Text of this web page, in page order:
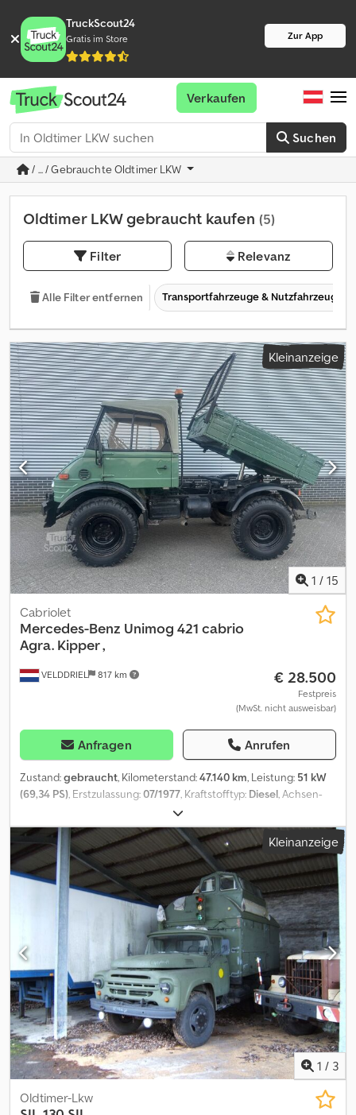
TruckScout24
Gratis im Store Zur App
Suchen
Verkaufen
/ ... / Gebrauchte Oldtimer LKW
Oldtimer LKW gebraucht kaufen (5)
Filter Relevanz
Alle Filter entfernen Transportfahrzeuge & Nutzfahrzeuge
Kleinanzeige
1 / 15
VELDDRIEL 817 km
Cabriolet
Mercedes-Benz Unimog 421 cabrio
Agra. Kipper ,
€ 28.500
Festpreis
(MwSt. nicht ausweisbar)
Anfragen Anrufen
Zustand:gebraucht, Kilometerstand:47.140 km, Leistung: 51 kW
(69,34 PS), Erstzulassung:07/1977, Kraftstofftyp: Diesel, Achsen-
2.250 mm
Grün, Getriebetyp:mechanisch, Anzahl der Gänge:8, Anzahl der
Sitzplätze:
, Baujahr:1977
, Türenzahl: 2 Zylinderzahl: 4
Motorhubraum: 2.404 cc Crjdpfxozrahvj Adtof Leergewicht: 2.500
kg Zuladung: 1.000 kg zGG: 3.500 kg Höchstgeschwindigkeit: 70
km/h Innenraum: grau
Kleinanzeige
1 / 3
Oldtimer-Lkw